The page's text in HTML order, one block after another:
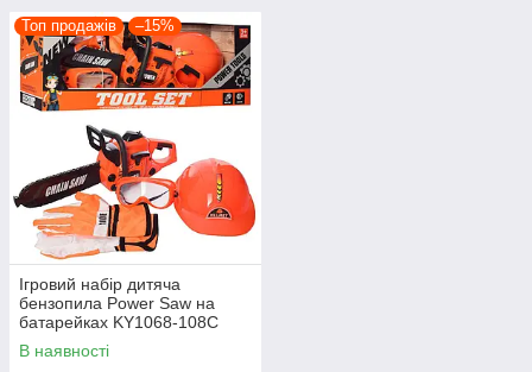
Топ продажів –15%
Ігровий набір дитяча
бензопила Power Saw на
батарейках KY1068-108C
МАСКА, ОЧКИ, КАСКА
(Orange/жовтогарячий)
В наявності